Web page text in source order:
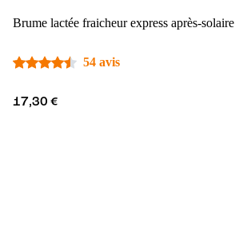
Brume lactée fraicheur express après-solaire
54 avis
17,30 €